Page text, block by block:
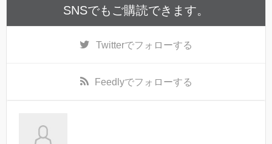
SNSでもご購読できます。
Twitterでフォローする
Feedlyでフォローする